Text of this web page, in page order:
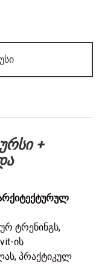
+
ტრენინგს,
ის
პრაქტიკულ